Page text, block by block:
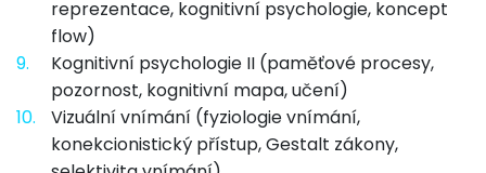
reprezentace, kognitivní psychologie, koncept
flow)
9.
Kognitivní psychologie II (paměťové procesy,
pozornost, kognitivní mapa, učení)
10.
Vizuální vnímání (fyziologie vnímání,
konekcionistický přístup, Gestalt zákony,